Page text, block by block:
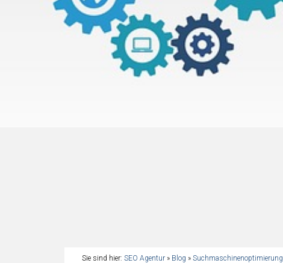
Sie sind hier: SEO Agentur » Blog » Suchmaschinenoptimierung